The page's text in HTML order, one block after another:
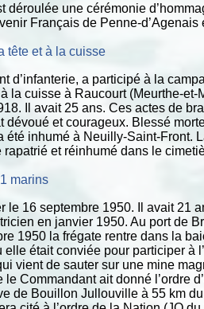
une cérémonie
Français de Penne-d’Agenais
tête et à la cuisse
a participé à la
la cuisse à Raucourt (Meurthe-
Il avait 25 ans. Ces actes de
et courageux. Blessé
inhumé à Neuilly-Saint-Front.
et réinhumé dans le
marins
16 septembre 1950. Il avait 21
en janvier 1950. Au port de
1950 la frégate rentre dans la
était conviée pour participer à
vient de sauter sur une mine
Commandant ait donné l’ordre
de Bouillon Jullouville à 55 km